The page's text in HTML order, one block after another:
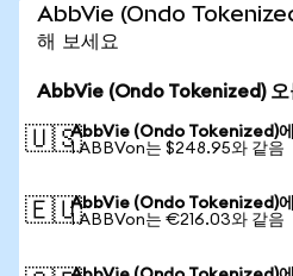
AbbVie (Ondo
해 보세요
AbbVie (Ondo Tokenized) 오
🇺🇸AbbVie (Ondo Tokenized)에
1 ABBVon는 $248.95와 같음
🇪🇺AbbVie (Ondo Tokenized)
1 ABBVon는 €216.03와 같음